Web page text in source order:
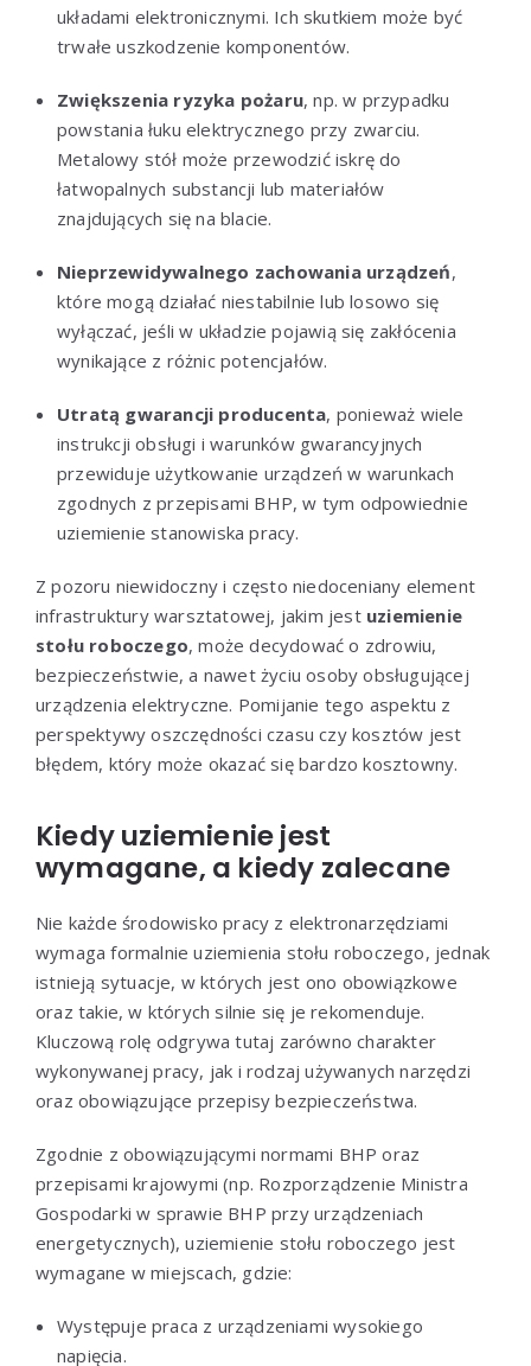
układami elektronicznymi. Ich skutkiem może być
trwałe uszkodzenie komponentów.
Zwiększenia ryzyka pożaru, np. w przypadku
powstania łuku elektrycznego przy zwarciu.
Metalowy stół może przewodzić iskrę do
łatwopalnych substancji lub materiałów
znajdujących się na blacie.
Nieprzewidywalnego zachowania urządzeń,
które mogą działać niestabilnie lub losowo się
wyłączać, jeśli w układzie pojawią się zakłócenia
wynikające z różnic potencjałów.
Utratą gwarancji producenta, ponieważ wiele
instrukcji obsługi i warunków gwarancyjnych
przewiduje użytkowanie urządzeń w warunkach
zgodnych z przepisami BHP, w tym odpowiednie
uziemienie stanowiska pracy.
Z pozoru niewidoczny i często niedoceniany element
infrastruktury warsztatowej, jakim jest uziemienie
stołu roboczego, może decydować o zdrowiu,
bezpieczeństwie, a nawet życiu osoby obsługującej
urządzenia elektryczne. Pomijanie tego aspektu z
perspektywy oszczędności czasu czy kosztów jest
błędem, który może okazać się bardzo kosztowny.
Kiedy uziemienie jest
wymagane, a kiedy zalecane
Nie każde środowisko pracy z elektronarzędziami
wymaga formalnie uziemienia stołu roboczego, jednak
istnieją sytuacje, w których jest ono obowiązkowe
oraz takie, w których silnie się je rekomenduje.
Kluczową rolę odgrywa tutaj zarówno charakter
wykonywanej pracy, jak i rodzaj używanych narzędzi
oraz obowiązujące przepisy bezpieczeństwa.
Zgodnie z obowiązującymi normami BHP oraz
przepisami krajowymi (np. Rozporządzenie Ministra
Gospodarki w sprawie BHP przy urządzeniach
energetycznych), uziemienie stołu roboczego jest
wymagane w miejscach, gdzie:
Występuje praca z urządzeniami wysokiego
napięcia.